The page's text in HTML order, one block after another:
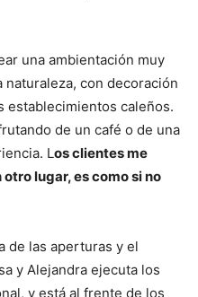
una ambientación muy
naturaleza, con decoración
establecimientos caleños.
de un café o de una
Los clientes me
lugar, es como si no
de las aperturas y el
y Alejandra ejecuta los
y está al frente de los